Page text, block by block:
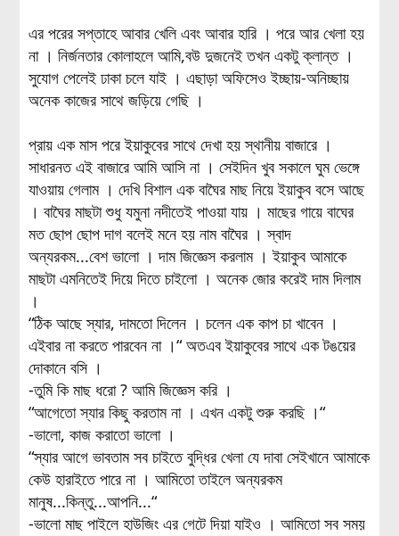
এর পরের সপ্তাহে আবার খেলি এবং আবার হারি । পরে আর খেলা হয়
না । নির্জনতার কোলাহলে আমি,বউ দুজনেই তখন একটু ক্লান্ত ।
সুযোগ পেলেই ঢাকা চলে যাই । এছাড়া অফিসেও ইচ্ছায়-অনিচ্ছায়
অনেক কাজের সাথে জড়িয়ে গেছি ।
প্রায় এক মাস পরে ইয়াকুবের সাথে দেখা হয় স্থানীয় বাজারে ।
সাধারনত এই বাজারে আমি আসি না । সেইদিন খুব সকালে ঘুম ভেঙ্গে
যাওয়ায় গেলাম । দেখি বিশাল এক বাঘৈর মাছ নিয়ে ইয়াকুব বসে আছে
। বাঘৈর মাছটা শুধু যমুনা নদীতেই পাওয়া যায় । মাছের গায়ে বাঘের
মত ছোপ ছোপ দাগ বলেই মনে হয় নাম বাঘৈর । স্বাদ
অন্যরকম...বেশ ভালো । দাম জিজ্ঞেস করলাম । ইয়াকুব আমাকে
মাছটা এমনিতেই দিয়ে দিতে চাইলো । অনেক জোর করেই দাম দিলাম
।
“ঠিক আছে স্যার, দামতো দিলেন । চলেন এক কাপ চা খাবেন ।
এইবার না করতে পারবেন না ।“ অতএব ইয়াকুবের সাথে এক টঙয়ের
দোকানে বসি ।
-তুমি কি মাছ ধরো ? আমি জিজ্ঞেস করি ।
“আগেতো স্যার কিছু করতাম না । এখন একটু শুরু করছি ।“
-ভালো, কাজ করাতো ভালো ।
“স্যার আগে ভাবতাম সব চাইতে বুদ্ধির খেলা যে দাবা সেইখানে আমাকে
কেউ হারাইতে পারে না । আমিতো তাইলে অন্যরকম
মানুষ...কিন্তু...আপনি...“
-ভালো মাছ পাইলে হাউজিং এর গেটে দিয়া যাইও । আমিতো সব সময়